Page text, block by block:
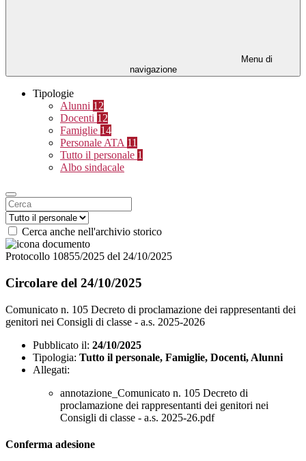
Menu di
navigazione
Tipologie
Alunni 12
Docenti 12
Famiglie 14
Personale ATA 11
Tutto il personale 1
Albo sindacale
Cerca anche nell'archivio storico
Protocollo 10855/2025 del 24/10/2025
Circolare del 24/10/2025
Comunicato n. 105 Decreto di proclamazione dei rappresentanti dei
genitori nei Consigli di classe - a.s. 2025-2026
Pubblicato il: 24/10/2025
Tipologia: Tutto il personale, Famiglie, Docenti, Alunni
Allegati:
annotazione_Comunicato n. 105 Decreto di
proclamazione dei rappresentanti dei genitori nei
Consigli di classe - a.s. 2025-26.pdf
Conferma adesione